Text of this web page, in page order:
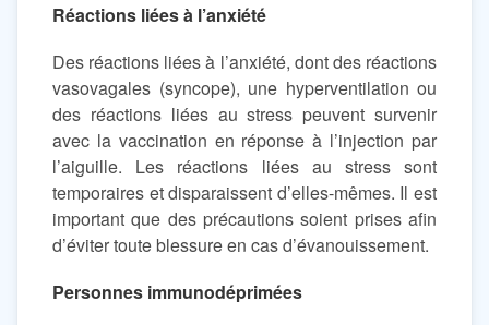
Réactions liées à l’anxiété
Des réactions liées à l’anxiété, dont des réactions
vasovagales (syncope), une hyperventilation ou
des réactions liées au stress peuvent survenir
avec la vaccination en réponse à l’injection par
l’aiguille. Les réactions liées au stress sont
temporaires et disparaissent d’elles-mêmes. Il est
important que des précautions soient prises afin
d’éviter toute blessure en cas d’évanouissement.
Personnes immunodéprimées